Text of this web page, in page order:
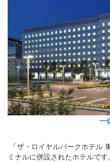
一
「ザ・ロイヤルパークホテル
ミナルに併設されたホテルです。